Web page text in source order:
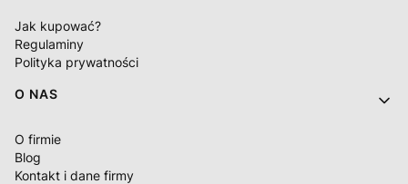
Jak kupować?
Regulaminy
Polityka prywatności
O NAS
O firmie
Blog
Kontakt i dane firmy